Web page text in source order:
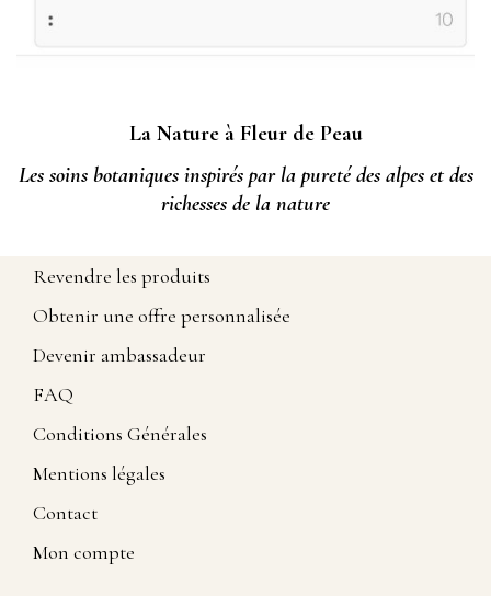
La Nature à Fleur de Peau
Les soins botaniques inspirés par la pureté des alpes et des
richesses de la nature
Revendre les produits
Obtenir une offre personnalisée
Devenir ambassadeur
FAQ
Conditions Générales
Mentions légales
Contact
Mon compte